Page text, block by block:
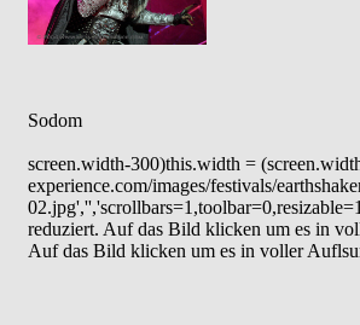
Sodom
screen.width-300)this.width =
experience.com/images/festivals/
reduziert. Auf das Bild klicken um es in
Auf das Bild klicken um es in voller